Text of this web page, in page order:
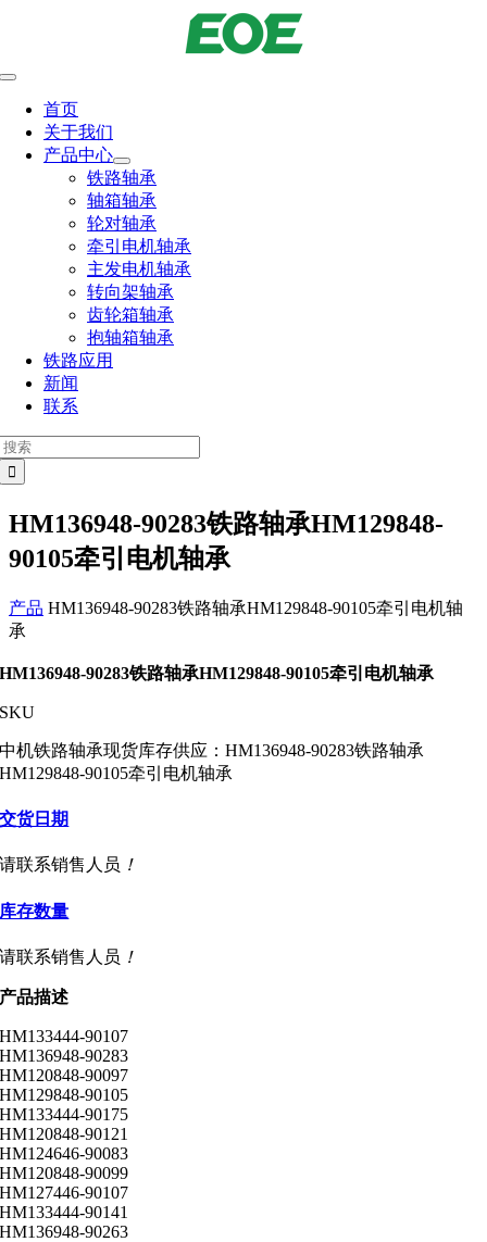
容
切
首页
关于我们
产品中心
铁路轴承
轴箱轴承
轮对轴承
牵引电机轴承
主发电机轴承
转向架轴承
齿轮箱轴承
抱轴箱轴承
铁路应用
新闻
联系
：
HM136948-90283铁路轴承HM129848-
90105牵引电机轴承
产品 HM136948-90283铁路轴承HM129848-90105牵引电机轴
承
HM136948-90283铁路轴承HM129848-90105牵引电机轴承
SKU
中机铁路轴承现货库存供应：HM136948-90283铁路轴承
HM129848-90105牵引电机轴承
交货日期
请联系销售人员 ！
库存数量
请联系销售人员 ！
产品描述
HM133444-90107
HM136948-90283
HM120848-90097
HM129848-90105
HM133444-90175
HM120848-90121
HM124646-90083
HM120848-90099
HM127446-90107
HM133444-90141
HM136948-90263